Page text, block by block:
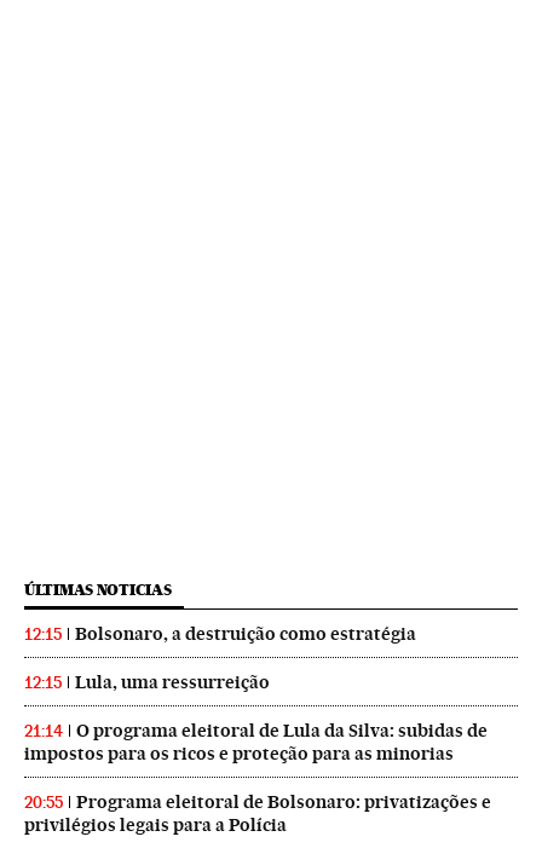
ÚLTIMAS NOTICIAS
12:15 Bolsonaro, a destruição como estratégia
12:15 Lula, uma ressurreição
21:14
O programa eleitoral de Lula da Silva: subidas de
impostos para os ricos e proteção para as minorias
20:55
Programa eleitoral de Bolsonaro: privatizações e
privilégios legais para a Polícia